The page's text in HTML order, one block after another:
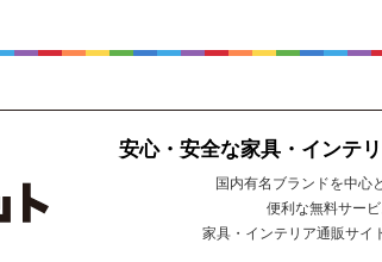
安心・安全な家具・インテ
国内有名ブランドを中心
便利な無料サー
家具・インテリア通販サイ